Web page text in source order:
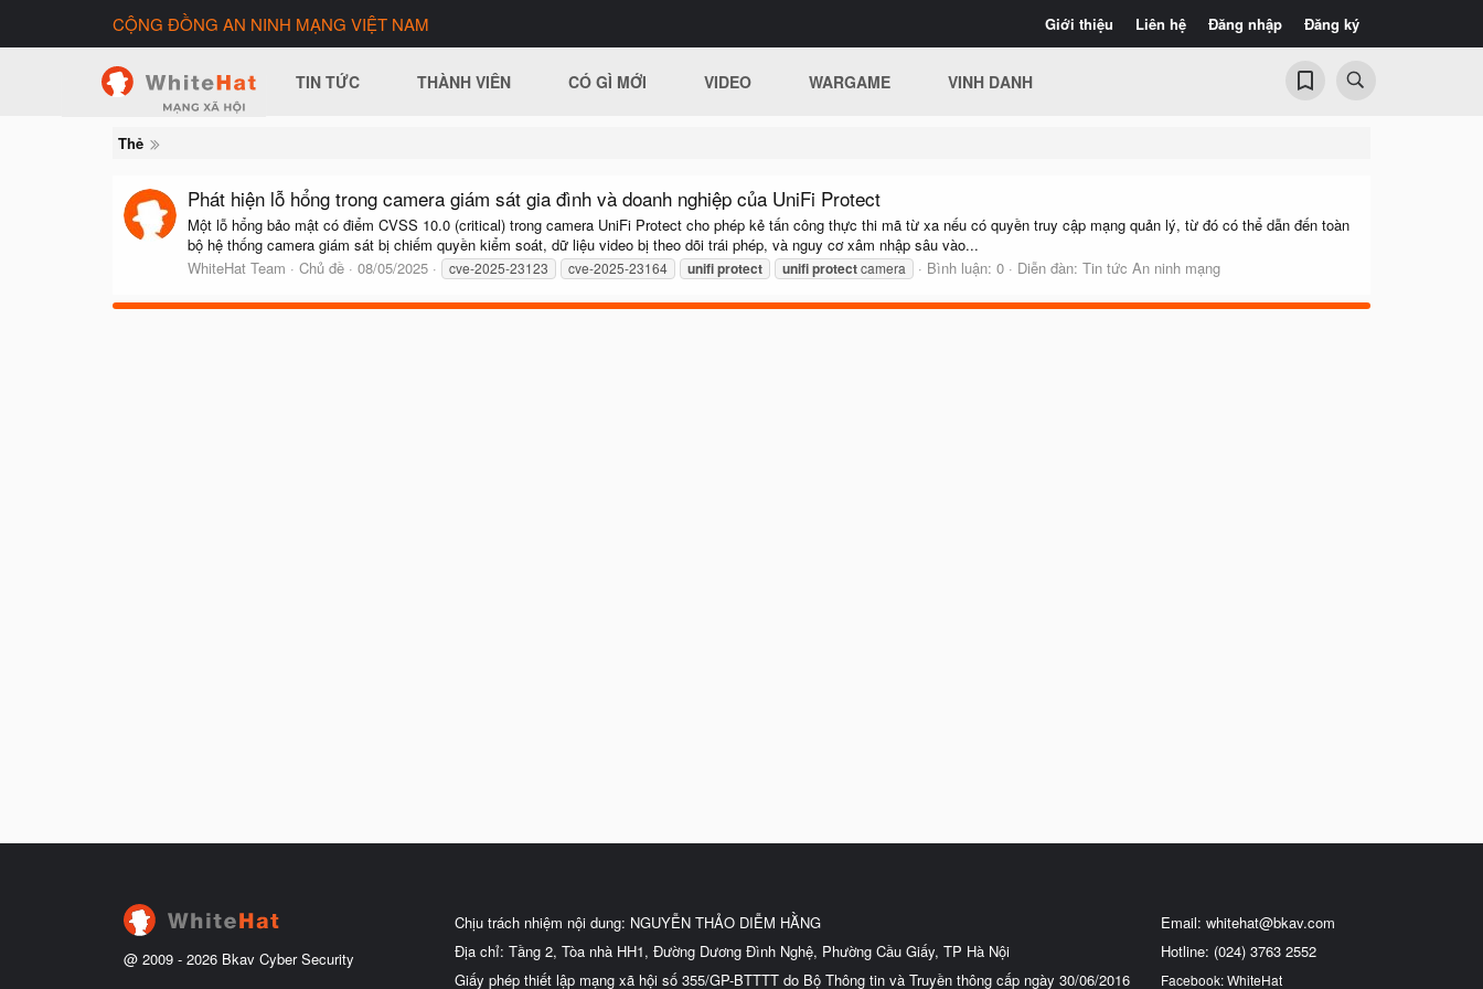
Giới thiệu Liên hệ Đăng nhập Đăng ký
CỘNG ĐỒNG AN NINH MẠNG VIỆT NAM
TIN TỨC THÀNH VIÊN CÓ GÌ MỚI VIDEO WARGAME VINH DANH
Thẻ
Phát hiện lỗ hổng trong camera giám sát gia đình và doanh nghiệp của UniFi Protect
Một lỗ hổng bảo mật có điểm CVSS 10.0 (critical) trong camera UniFi Protect cho phép kẻ tấn công thực thi mã từ xa nếu có quyền truy cập mạng quản lý, từ đó có thể dẫn đến toàn
bộ hệ thống camera giám sát bị chiếm quyền kiểm soát, dữ liệu video bị theo dõi trái phép, và nguy cơ xâm nhập sâu vào...
WhiteHat Team
Chủ đề 08/05/2025 cve-2025-23123 cve-2025-23164 unifiprotect unifiprotectcamera Bình luận: 0 Diễn đàn: Tin tức An ninh mạng
@ 2009 - 2026 Bkav Cyber Security
Chịu trách nhiệm nội dung: NGUYỄN THẢO DIỄM HẰNG
Địa chỉ: Tầng 2, Tòa nhà HH1, Đường Dương Đình Nghệ, Phường Cầu Giấy, TP Hà Nội
Giấy phép thiết lập mạng xã hội số 355/GP-BTTTT do Bộ Thông tin và Truyền thông cấp ngày 30/06/2016
Email: whitehat@bkav.com
Hotline: (024) 3763 2552
Facebook: WhiteHat